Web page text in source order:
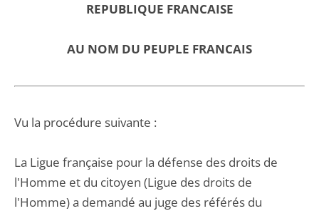
REPUBLIQUE FRANCAISE
AU NOM DU PEUPLE FRANCAIS
Vu la procédure suivante :
La Ligue française pour la défense des droits de
l'Homme et du citoyen (Ligue des droits de
l'Homme) a demandé au juge des référés du